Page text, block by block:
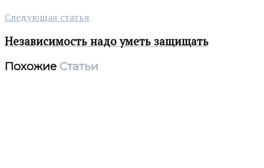
Следующая статья
Независимость надо уметь защищать
Похожие Статьи